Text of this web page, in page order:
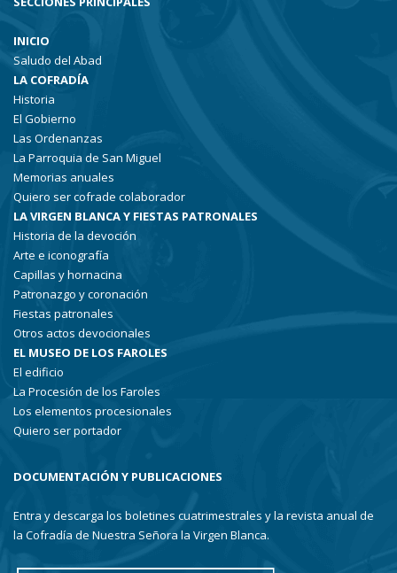
INICIO
Saludo del Abad
LA COFRADÍA
Historia
El Gobierno
Las Ordenanzas
La Parroquia de San Miguel
Memorias anuales
Quiero ser cofrade colaborador
LA VIRGEN BLANCA Y FIESTAS PATRONALES
Historia de la devoción
Arte e iconografía
Capillas y hornacina
Patronazgo y coronación
Fiestas patronales
Otros actos devocionales
EL MUSEO DE LOS FAROLES
El edificio
La Procesión de los Faroles
Los elementos procesionales
Quiero ser portador
DOCUMENTACIÓN Y PUBLICACIONES
Entra y descarga los boletines cuatrimestrales y la revista anual de
la Cofradía de Nuestra Señora la Virgen Blanca.